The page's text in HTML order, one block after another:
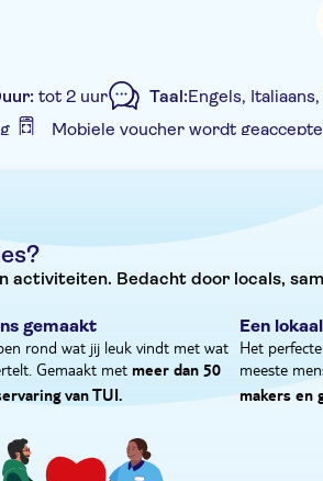
tot 2 uur Taal:Engels,
Mobiele voucher wordt
activiteiten. Bedacht door locals,
gemaakt
rond wat jij leuk vindt met wat
Gemaakt metmeer dan 50
van TUI.
Een
Het
meeste
makers en